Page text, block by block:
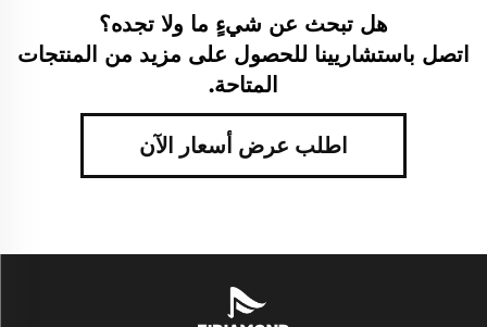
هل تبحث عن شيءٍ ما ولا تجده؟
اتصل باستشاريينا للحصول على مزيد من المنتجات
المتاحة.
اطلب عرض أسعار الآن